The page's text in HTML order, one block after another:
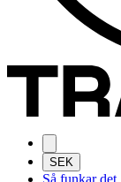
SEK
Så funkar det